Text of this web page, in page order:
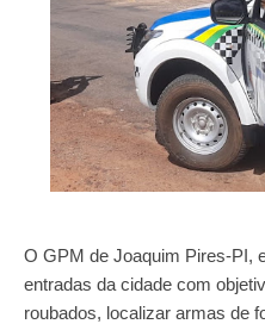
O GPM de Joaquim Pires-PI,
entradas da cidade com
roubados, localizar armas de